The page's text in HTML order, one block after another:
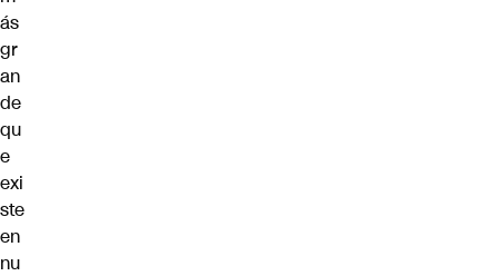
ás
gr
an
de
qu
e
exi
ste
en
nu